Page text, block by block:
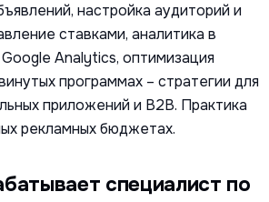
настройка аудиторий и
ставками, аналитика в
Analytics, оптимизация
программах – стратегии для
приложений и B2B. Практика
рекламных бюджетах.